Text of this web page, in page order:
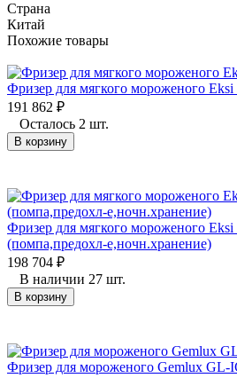
Страна
Китай
Похожие товары
Фризер для мягкого мороженого
191 862 ₽
Осталось 2 шт.
В корзину
Фризер для мягкого мороженого
(помпа,предохл-е,ночн.хранение)
198 704 ₽
В наличии 27 шт.
В корзину
Фризер для мороженого Gemlux GL-